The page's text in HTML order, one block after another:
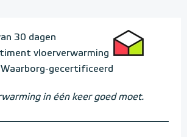
30 dagen
vloerverwarming
gecertificeerd
in één keer goed moet.